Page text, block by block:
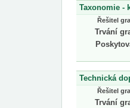
Taxonomie -
Řešitel
Trvání
Technická
Řešitel
Trvání